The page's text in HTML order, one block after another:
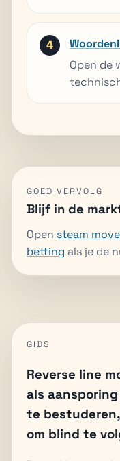
Open de
GOED VERVOLG
Blijf in de
Open steam
betting als je de
GIDS
Reverse line
als
te
om blind te